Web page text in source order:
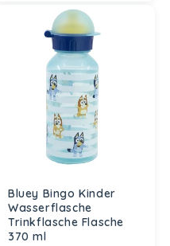
Bluey Bingo Kinder
Wasserflasche
Trinkflasche Flasche
370 ml